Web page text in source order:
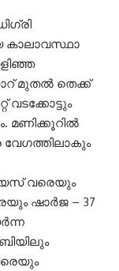
മുതൽ തെക്ക്
വടക്കോട്ടും
മണിക്കൂറിൽ
വേഗത്തിലാകും
വരെയും
ഷാർജ – 37